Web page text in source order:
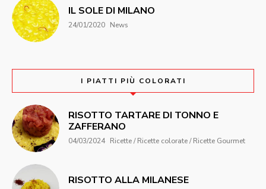
IL SOLE DI MILANO
24/01/2020 News
I PIATTI PIÙ COLORATI
RISOTTO TARTARE DI TONNO E
ZAFFERANO
04/03/2024 Ricette / Ricette colorate / Ricette Gourmet
RISOTTO ALLA MILANESE